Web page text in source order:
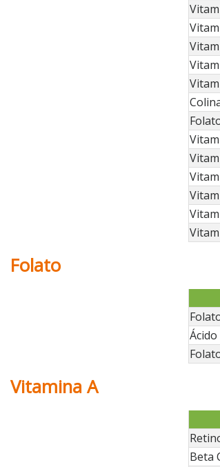
Folato
Ácido
Vitamina A
Beta